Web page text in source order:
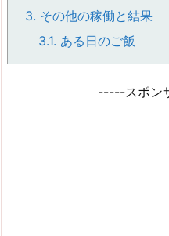
3. その他の稼働と結果
3.1. ある日のご飯
-----スポン